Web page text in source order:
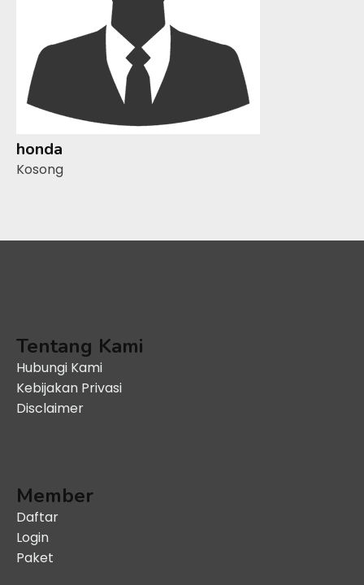
honda
Kosong
Tentang Kami
Hubungi Kami
Kebijakan Privasi
Disclaimer
Member
Daftar
Login
Paket